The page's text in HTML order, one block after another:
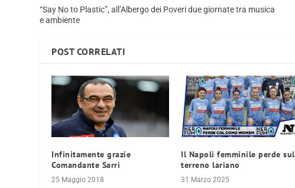
“Say No to Plastic”, all’Albergo dei Poveri due giornate tra musica
e ambiente
POST CORRELATI
Infinitamente grazie
Comandante Sarri
25 Maggio 2018
Il Napoli femminile perde sul
terreno lariano
31 Marzo 2025